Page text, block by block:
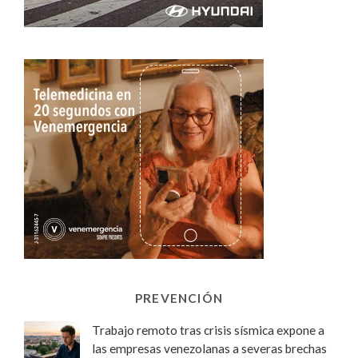
PREVENCIÓN
Trabajo remoto tras crisis sísmica expone a
las empresas venezolanas a severas brechas